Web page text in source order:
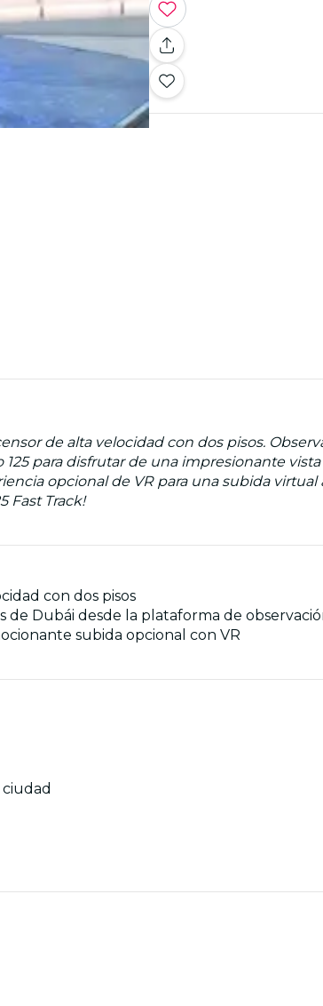
de alta velocidad con dos pisos.
para disfrutar de una impresionante
opcional de VR para una subida virtual
Fast Track!
con dos pisos
de Dubái desde la plataforma de
subida opcional con VR